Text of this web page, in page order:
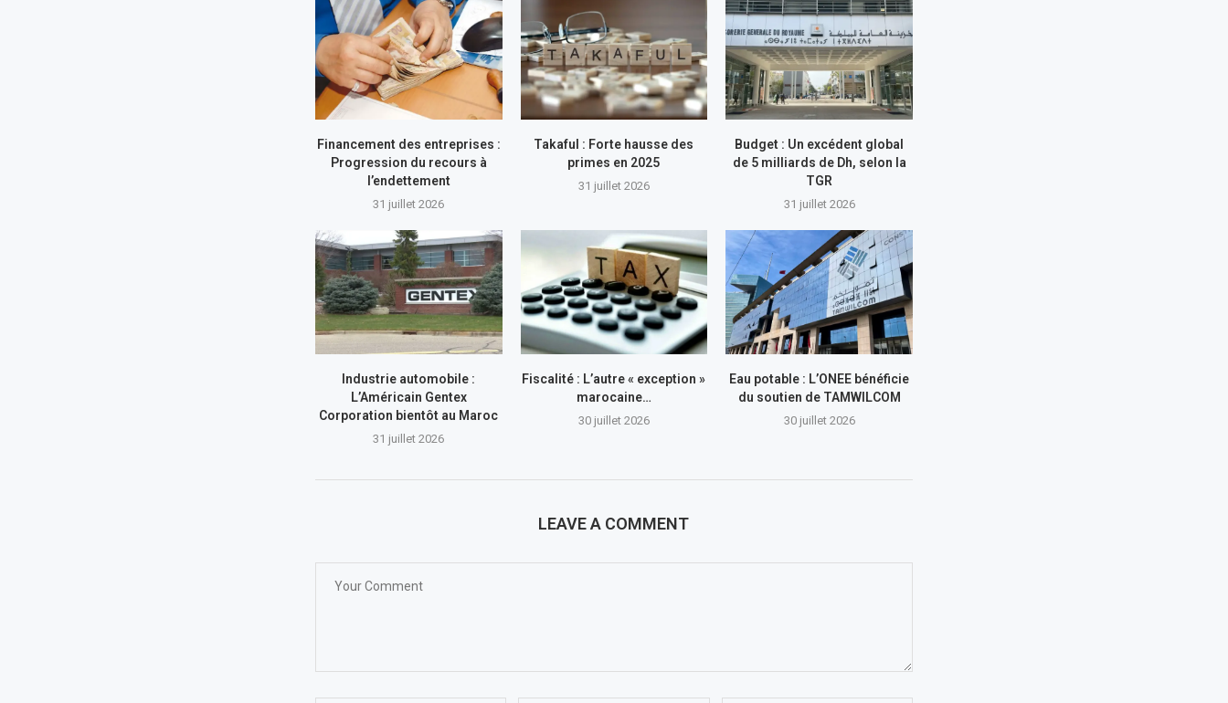
Financement des entreprises :
Progression du recours à
l’endettement
31 juillet 2026
Takaful : Forte hausse des
primes en 2025
31 juillet 2026
Budget : Un excédent global
de 5 milliards de Dh, selon la
TGR
31 juillet 2026
Industrie automobile :
L’Américain Gentex
Corporation bientôt au Maroc
31 juillet 2026
Fiscalité : L’autre « exception »
marocaine…
30 juillet 2026
Eau potable : L’ONEE bénéficie
du soutien de TAMWILCOM
30 juillet 2026
LEAVE A COMMENT